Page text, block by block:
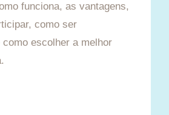
funciona, as vantagens,
como ser
como escolher a melhor